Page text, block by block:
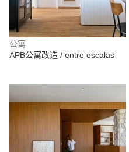
公寓
APB公寓改造 / entre escalas